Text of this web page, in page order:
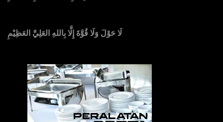
لَا حَوْلَ وَلَا قُوَّةَ إِلَّا بِاللهِ العَلِيِّ العَظِيْمِ